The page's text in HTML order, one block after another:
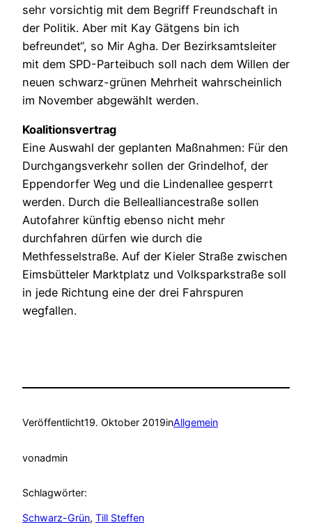
sehr vorsichtig mit dem Begriff Freundschaft in
der Politik. Aber mit Kay Gätgens bin ich
befreundet“, so Mir Agha. Der Bezirksamtsleiter
mit dem SPD-Parteibuch soll nach dem Willen der
neuen schwarz-grünen Mehrheit wahrscheinlich
im November abgewählt werden.
Koalitionsvertrag
Eine Auswahl der geplanten Maßnahmen: Für den
Durchgangsverkehr sollen der Grindelhof, der
Eppendorfer Weg und die Lindenallee gesperrt
werden. Durch die Bellealliancestraße sollen
Autofahrer künftig ebenso nicht mehr
durchfahren dürfen wie durch die
Methfesselstraße. Auf der Kieler Straße zwischen
Eimsbütteler Marktplatz und Volksparkstraße soll
in jede Richtung eine der drei Fahrspuren
wegfallen.
Veröffentlicht19. Oktober 2019inAllgemein
vonadmin
Schlagwörter:
Schwarz-Grün, Till Steffen